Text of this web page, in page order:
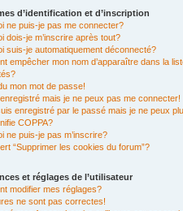
d’identification et d’inscription
ne puis-je pas me connecter?
dois-je m’inscrire après tout?
suis-je automatiquement déconnecté?
empêcher mon nom d’apparaître dans la
mon mot de passe!
mais je ne peux pas me connecter!
enregistré par le passé mais je ne peux
COPPA?
ne puis-je pas m’inscrire?
“Supprimer les cookies du forum”?
et réglages de l’utilisateur
modifier mes réglages?
ne sont pas correctes!